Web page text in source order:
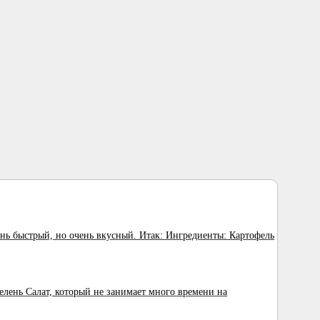
быстрый, но очень вкусный. Итак: Ингредиенты: Картофель
Салат, который не занимает много времени на